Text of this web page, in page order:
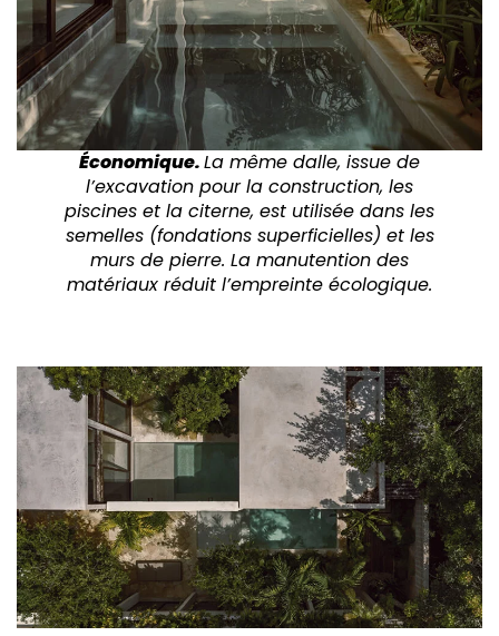
Économique.La même dalle, issue de
l’excavation pour la construction, les
piscines et la citerne, est utilisée dans les
semelles (fondations superficielles) et les
murs de pierre. La manutention des
matériaux réduit l’empreinte écologique.